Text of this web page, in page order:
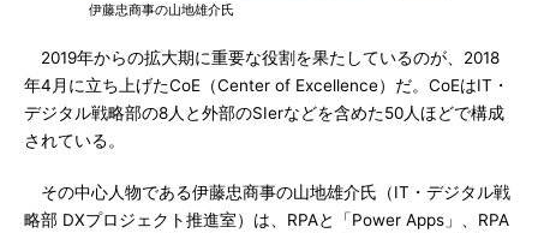
伊藤忠商事の山地雄介氏
2019年からの拡大期に重要な役割を果たしているのが、2018
年4月に立ち上げたCoE（Center of Excellence）だ。CoEはIT・
デジタル戦略部の8人と外部のSIerなどを含めた50人ほどで構成
されている。
その中心人物である伊藤忠商事の山地雄介氏（IT・デジタル戦
略部 DXプロジェクト推進室）は、RPAと「Power Apps」、RPA